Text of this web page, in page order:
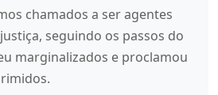
chamados a ser agentes
seguindo os passos do
marginalizados e proclamou